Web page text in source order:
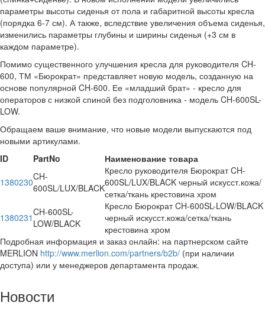
параметры высоты сиденья от пола и габаритной высоты кресла
(порядка 6-7 см). А также, вследствие увеличения объема сиденья,
изменились параметры глубины и ширины сиденья (+3 см в
каждом параметре).
Помимо существенного улучшения кресла для руководителя CH-
600, ТМ «Бюрократ» представляет новую модель, созданную на
основе популярной CH-600. Ее «младший брат» - кресло для
операторов с низкой спиной без подголовника - модель CH-600SL-
LOW.
Обращаем ваше внимание, что новые модели выпускаются под
новыми артикулами.
ID
PartNo
Наименование товара
1380230CH-
600SL/LUX/BLACK
Кресло руководителя Бюрократ CH-
600SL/LUX/BLACK черный искусст.кожа/
сетка/ткань крестовина хром
1380231CH-600SL-
LOW/BLACK
Кресло Бюрократ CH-600SL-LOW/BLACK
черный искусст.кожа/сетка/ткань
крестовина хром
Подробная информация и заказ онлайн: на партнерском сайте
MERLION http://www.merlion.com/partners/b2b/ (при наличии
доступа) или у менеджеров департамента продаж.
Новости